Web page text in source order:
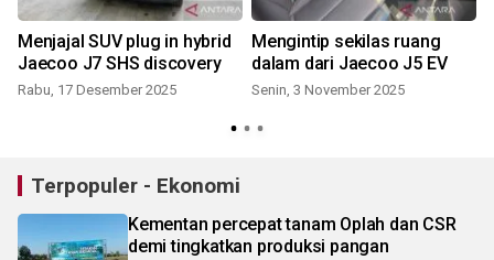
Menjajal SUV plug in hybrid
Jaecoo J7 SHS discovery
Rabu, 17 Desember 2025
Mengintip sekilas ruang
dalam dari Jaecoo J5 EV
Senin, 3 November 2025
Terpopuler - Ekonomi
Kementan percepat tanam Oplah dan CSR
demi tingkatkan produksi pangan